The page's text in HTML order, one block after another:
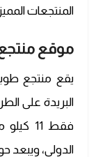
المنتجعات
موقع
البريدة على
فقط
الدولي، ويبعد حوالي 13 كيلو متر عن